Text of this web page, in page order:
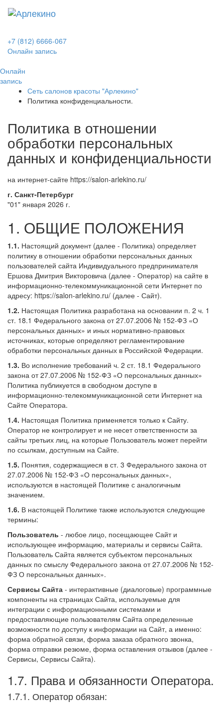
+7 (812) 6666-067
Онлайн запись
Онлайн
запись
Сеть салонов красоты "Арлекино"
Политика конфиденциальности.
Политика в отношении
обработки персональных
данных и конфиденциальности
на интернет-сайте https://salon-arlekino.ru/
г. Санкт-Петербург
"01" января 2026 г.
1. ОБЩИЕ ПОЛОЖЕНИЯ
1.1. Настоящий документ (далее - Политика) определяет
политику в отношении обработки персональных данных
пользователей сайта Индивидуального предпринимателя
Ершова Дмитрия Викторовича (далее - Оператор) на сайте в
информационно-телекоммуникационной сети Интернет по
адресу: https://salon-arlekino.ru/ (далее - Сайт).
1.2. Настоящая Политика разработана на основании п. 2 ч. 1
ст. 18.1 Федерального закона от 27.07.2006 № 152-ФЗ «О
персональных данных» и иных нормативно-правовых
источниках, которые определяют регламентирование
обработки персональных данных в Российской Федерации.
1.3. Во исполнение требований ч. 2 ст. 18.1 Федерального
закона от 27.07.2006 № 152-ФЗ «О персональных данных»
Политика публикуется в свободном доступе в
информационно-телекоммуникационной сети Интернет на
Сайте Оператора.
1.4. Настоящая Политика применяется только к Сайту.
Оператор не контролирует и не несет ответственности за
сайты третьих лиц, на которые Пользователь может перейти
по ссылкам, доступным на Сайте.
1.5. Понятия, содержащиеся в ст. 3 Федерального закона от
27.07.2006 № 152-ФЗ «О персональных данных»,
используются в настоящей Политике с аналогичным
значением.
1.6. В настоящей Политике также используются следующие
термины:
Пользователь - любое лицо, посещающее Сайт и
использующее информацию, материалы и сервисы Сайта.
Пользователь Сайта является субъектом персональных
данных по смыслу Федерального закона от 27.07.2006 № 152-
ФЗ О персональных данных».
Сервисы Сайта - интерактивные (диалоговые) программные
компоненты на страницах Сайта, используемые для
интеграции с информационными системами и
предоставляющие пользователям Сайта определенные
возможности по доступу к информации на Сайт, а именно:
форма обратной связи, форма заказа обратного звонка,
форма отправки резюме, форма оставления отзывов (далее -
Сервисы, Сервисы Сайта).
1.7. Права и обязанности Оператора.
1.7.1. Оператор обязан: